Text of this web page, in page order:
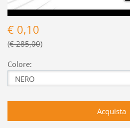
€ 0,10
€ 285,00
Colore: